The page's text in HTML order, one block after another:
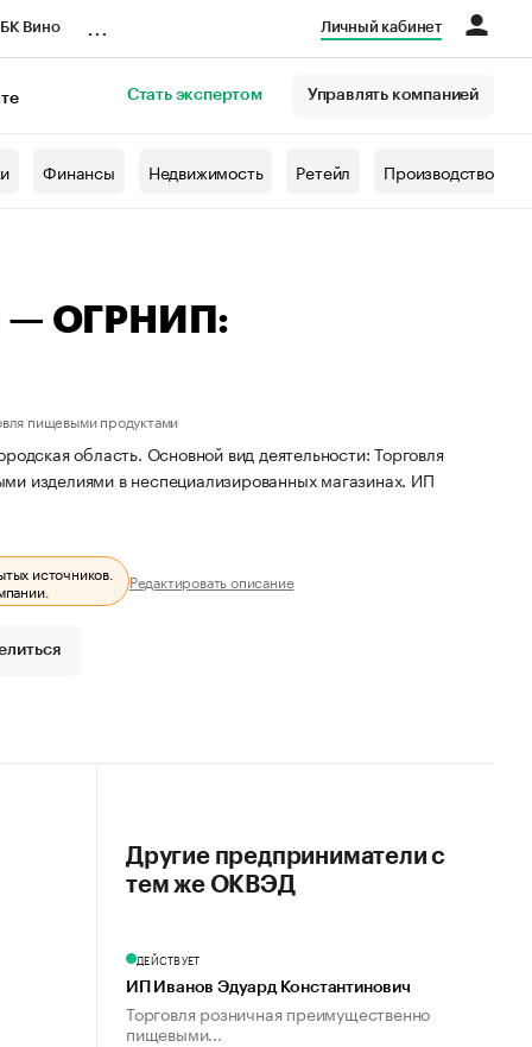
Вино Личный кабинет
Стать экспертом Управлять компанией
Финансы Недвижимость Ретейл Производство
— ОГРНИП:
пищевыми продуктами
область. Основной вид деятельности: Торговля
изделиями в неспециализированных магазинах. ИП
источников.
Редактировать описание
Другие предприниматели с
тем же ОКВЭД
ДЕЙСТВУЕТ
ИП Иванов Эдуард Константинович
Торговля розничная преимущественно
пищевыми...